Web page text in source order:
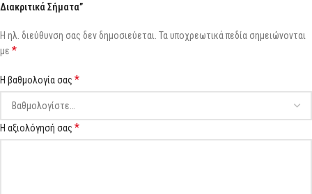
Διακριτικά Σήματα”
Η ηλ. διεύθυνση σας δεν δημοσιεύεται. Τα υποχρεωτικά πεδία σημειώνονται
με *
Η βαθμολογία σας *
Η αξιολόγησή σας *